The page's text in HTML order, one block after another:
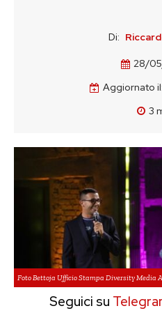
Di:
28/
Aggiornato il:
3
Foto Bettoja Ufficio Stampa Diversity Media
Seguici su